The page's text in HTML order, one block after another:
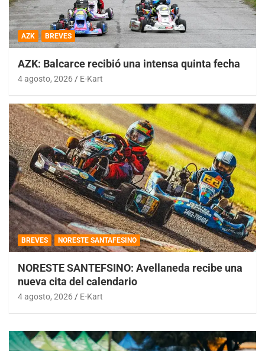
AZK BREVES
AZK: Balcarce recibió una intensa quinta fecha
4 agosto, 2026 E-Kart
BREVES NORESTE SANTAFESINO
NORESTE SANTEFSINO: Avellaneda recibe una
nueva cita del calendario
4 agosto, 2026 E-Kart